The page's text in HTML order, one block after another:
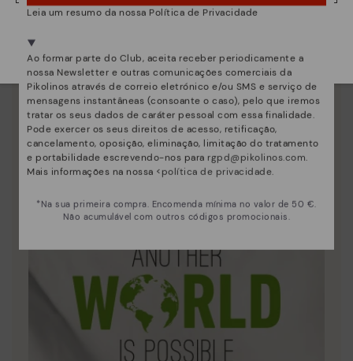
Inovação
Descubra mais
A pele é o que melhor nos define e representa.
Leia um resumo da nossa Política de Privacidade
Ao formar parte do Club, aceita receber periodicamente a
nossa Newsletter e outras comunicações comerciais da
Pikolinos através de correio eletrónico e/ou SMS e serviço de
mensagens instantâneas (consoante o caso), pelo que iremos
tratar os seus dados de caráter pessoal com essa finalidade.
Pode exercer os seus direitos de acesso, retificação,
cancelamento, oposição, eliminação, limitação do tratamento
e portabilidade escrevendo-nos para rgpd@pikolinos.com.
Mais informações na nossa <política de privacidade.
*Na sua primeira compra. Encomenda mínima no valor de 50 €.
Não acumulável com outros códigos promocionais.